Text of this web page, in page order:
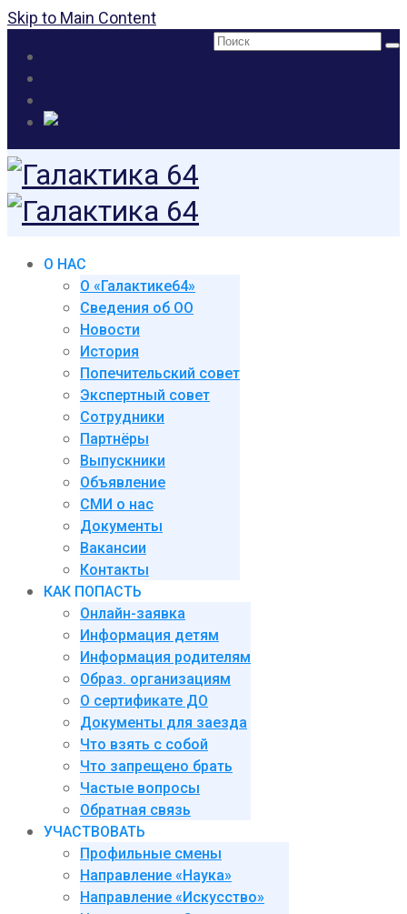
Skip to Main Content
Поиск:
О НАС
О «Галактике64»
Сведения об ОО
Новости
История
Попечительский совет
Экспертный совет
Сотрудники
Партнёры
Выпускники
Объявление
СМИ о нас
Документы
Вакансии
Контакты
КАК ПОПАСТЬ
Онлайн-заявка
Информация детям
Информация родителям
Образ. организациям
О сертификате ДО
Документы для заезда
Что взять с собой
Что запрещено брать
Частые вопросы
Обратная связь
УЧАСТВОВАТЬ
Профильные смены
Направление «Наука»
Направление «Искусство»